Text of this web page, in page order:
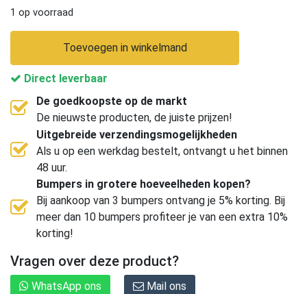
1 op voorraad
Toevoegen in winkelmand
Direct leverbaar
De goedkoopste op de markt
De nieuwste producten, de juiste prijzen!
Uitgebreide verzendingsmogelijkheden
Als u op een werkdag bestelt, ontvangt u het binnen
48 uur.
Bumpers in grotere hoeveelheden kopen?
Bij aankoop van 3 bumpers ontvang je 5% korting. Bij
meer dan 10 bumpers profiteer je van een extra 10%
korting!
Vragen over deze product?
WhatsApp ons Mail ons